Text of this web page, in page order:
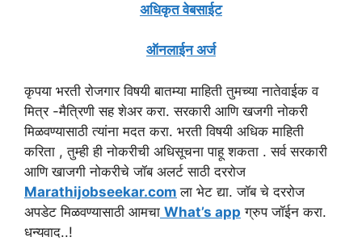
अधिकृत वेबसाईट
ऑनलाईन अर्ज
कृपया भरती रोजगार विषयी बातम्या माहिती तुमच्या नातेवाईक व
मित्र -मैत्रिणी सह शेअर करा. सरकारी आणि खजगी नोकरी
मिळवण्यासाठी त्यांना मदत करा. भरती विषयी अधिक माहिती
करिता , तुम्ही ही नोकरीची अधिसूचना पाहू शकता . सर्व सरकारी
आणि खाजगी नोकरीचे जॉब अलर्ट साठी दररोज
Marathijobseekar.com ला भेट द्या. जॉब चे दररोज
अपडेट मिळवण्यासाठी आमचा What’s app ग्रुप जॉईन करा.
धन्यवाद..!